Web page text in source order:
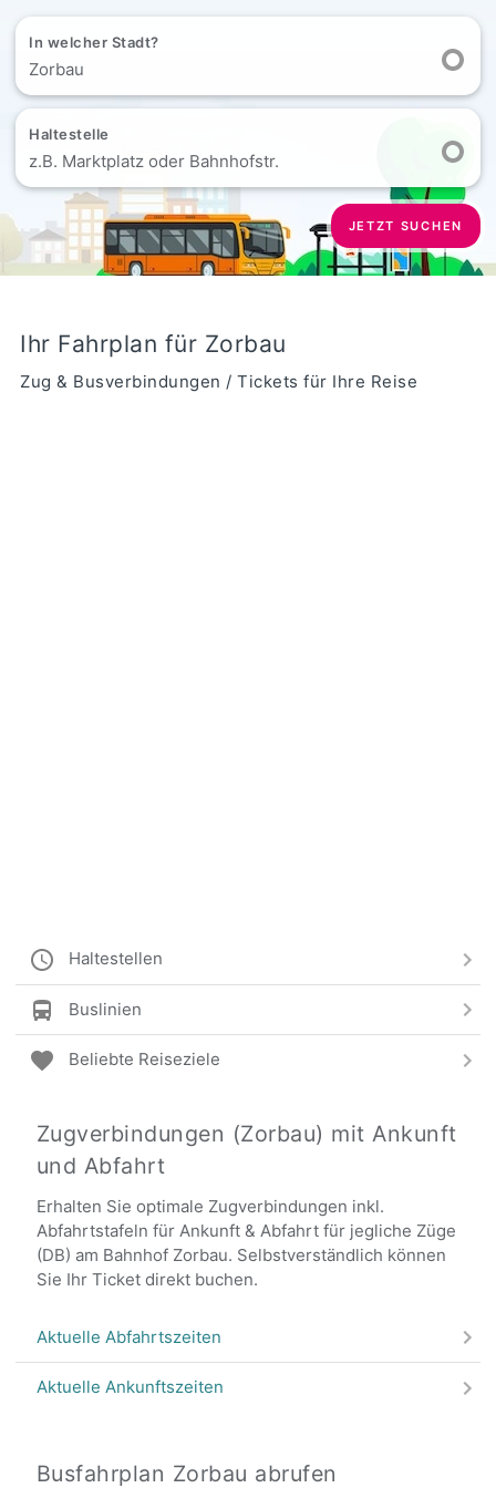
In welcher Stadt?
Zorbau
Haltestelle
z.B. Marktplatz oder Bahnhofstr.
JETZT SUCHEN
Ihr Fahrplan für Zorbau
Zug & Busverbindungen / Tickets für Ihre Reise
Haltestellen
Buslinien
Beliebte Reiseziele
Zugverbindungen (Zorbau) mit Ankunft
und Abfahrt
Erhalten Sie optimale Zugverbindungen inkl.
Abfahrtstafeln für Ankunft & Abfahrt für jegliche Züge
(DB) am Bahnhof Zorbau. Selbstverständlich können
Sie Ihr Ticket direkt buchen.
Aktuelle Abfahrtszeiten
Aktuelle Ankunftszeiten
Busfahrplan Zorbau abrufen